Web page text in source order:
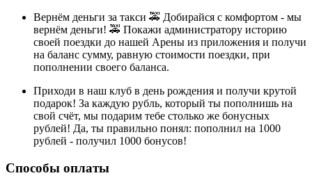
Вернём деньги за такси 🚕 Добирайся с комфортом - мы
вернём деньги! 🚕 Покажи администратору историю
своей поездки до нашей Арены из приложения и получи
на баланс сумму, равную стоимости поездки, при
пополнении своего баланса.
Приходи в наш клуб в день рождения и получи крутой
подарок! За каждую рубль, который ты пополнишь на
свой счёт, мы подарим тебе столько же бонусных
рублей! Да, ты правильно понял: пополнил на 1000
рублей - получил 1000 бонусов!
Способы оплаты